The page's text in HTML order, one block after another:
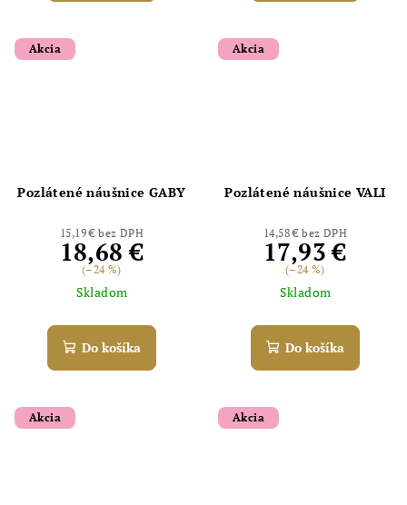
Akcia
Pozlátené náušnice GABY
15,19 € bez DPH
18,68 €
(–24 %)
Skladom
Do košíka
Akcia
Pozlátené náušnice VALI
14,58 € bez DPH
17,93 €
(–24 %)
Skladom
Do košíka
Akcia Akcia